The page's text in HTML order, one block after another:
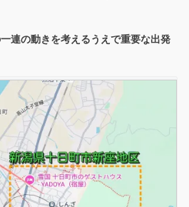
連の動きを考えるうえで重要な出発